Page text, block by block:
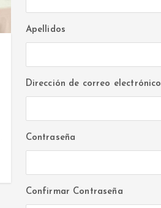
Apellidos
Dirección de correo electrónico
Contraseña
Confirmar Contraseña